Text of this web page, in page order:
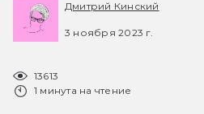
Дмитрий Кинский
3 ноября 2023 г.
13613
1 минута на чтение